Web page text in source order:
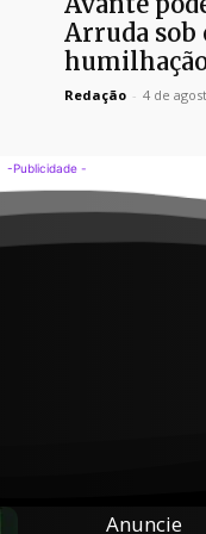
Arruda sob
Redação - 4 de
-Publicidade -
Anuncie